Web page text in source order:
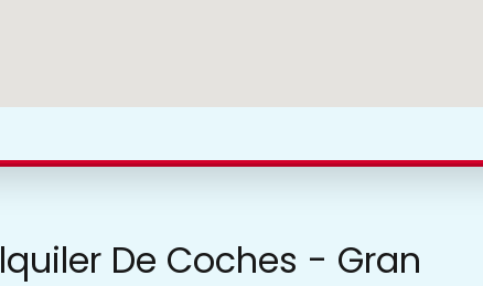
De Coches - Gran